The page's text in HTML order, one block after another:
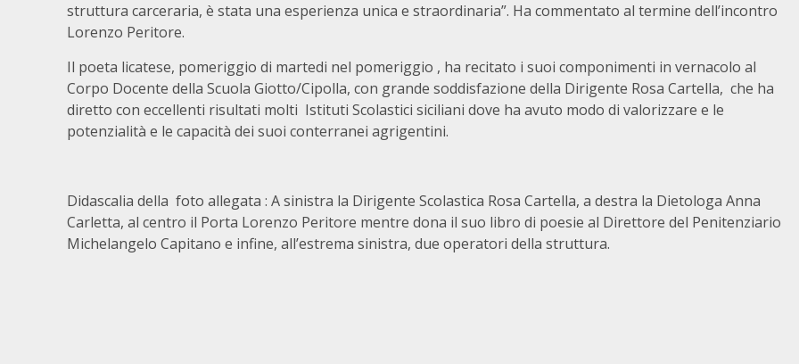
struttura carceraria, è stata una esperienza unica e straordinaria”. Ha commentato al termine dell’incontro
Lorenzo Peritore.
Il poeta licatese, pomeriggio di martedi nel pomeriggio , ha recitato i suoi componimenti in vernacolo al
Corpo Docente della Scuola Giotto/Cipolla, con grande soddisfazione della Dirigente Rosa Cartella, che ha
diretto con eccellenti risultati molti Istituti Scolastici siciliani dove ha avuto modo di valorizzare e le
potenzialità e le capacità dei suoi conterranei agrigentini.
Didascalia della foto allegata : A sinistra la Dirigente Scolastica Rosa Cartella, a destra la Dietologa Anna
Carletta, al centro il Porta Lorenzo Peritore mentre dona il suo libro di poesie al Direttore del Penitenziario
Michelangelo Capitano e infine, all’estrema sinistra, due operatori della struttura.